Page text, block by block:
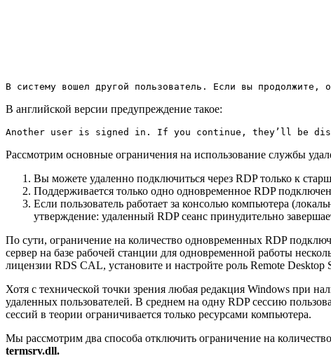
В систему вошел другой пользователь. Если вы
В английской версии предупреждение такое:
Another user is signed in. If you continue, they’ll be
Рассмотрим основные ограничения на использование службы
Вы можете удаленно подключиться через RDP только к
Поддерживается только одно одновременное RDP
Если пользователь работает за консолью компьютера
утверждение: удаленный RDP сеанс принудительно
По сути, ограничение на количество одновременных RDP
сервер на базе рабочей станции для одновременной работы
лицензии RDS CAL, установите и настройте роль Remote Desktop
Хотя с технической точки зрения любая редакция Windows при
удаленных пользователей. В среднем на одну RDP сессию
сессий в теории ограничивается только ресурсами компьютера.
Мы рассмотрим два способа отключить ограничение на
termsrv.dll.